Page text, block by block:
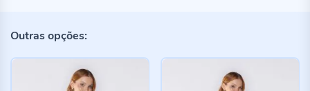
Outras opções: